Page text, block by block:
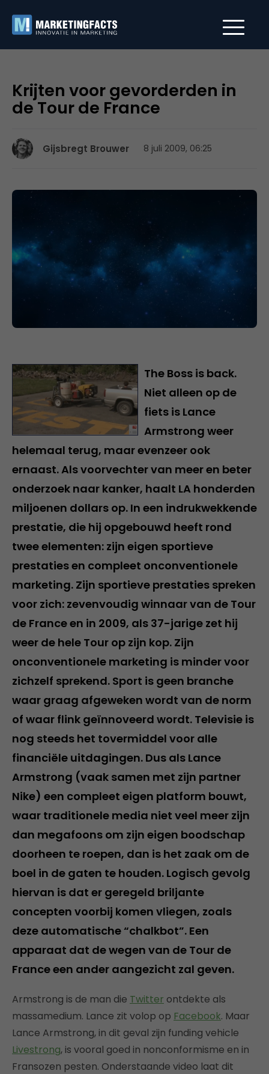
Krijten voor gevorderden in
de Tour de France
Gijsbregt Brouwer 8 juli 2009, 06:25
The Boss is back.
Niet alleen op de
fiets is Lance
Armstrong weer
helemaal terug, maar evenzeer ook
ernaast. Als voorvechter van meer en beter
onderzoek naar kanker, haalt LA honderden
miljoenen dollars op. In een indrukwekkende
prestatie, die hij opgebouwd heeft rond
twee elementen: zijn eigen sportieve
prestaties en compleet onconventionele
marketing. Zijn sportieve prestaties spreken
voor zich: zevenvoudig winnaar van de Tour
de France en in 2009, als 37-jarige zet hij
weer de hele Tour op zijn kop. Zijn
onconventionele marketing is minder voor
zichzelf sprekend. Sport is geen branche
waar graag afgeweken wordt van de norm
of waar flink geïnnoveerd wordt. Televisie is
nog steeds het tovermiddel voor alle
financiële uitdagingen. Dus als Lance
Armstrong (vaak samen met zijn partner
Nike) een compleet eigen platform bouwt,
waar traditionele media niet veel meer zijn
dan megafoons om zijn eigen boodschap
doorheen te roepen, dan is het zaak om de
boel in de gaten te houden. Logisch gevolg
hiervan is dat er geregeld briljante
concepten voorbij komen vliegen, zoals
deze automatische “chalkbot”. Een
apparaat dat de wegen van de Tour de
France een ander aangezicht zal geven.
Armstrong is de man die Twitter ontdekte als
massamedium. Lance zit volop op Facebook. Maar
Lance Armstrong, in dit geval zijn funding vehicle
Livestrong, is vooral goed in nonconformisme en in
Fransozen pesten. Onderstaande video laat dit